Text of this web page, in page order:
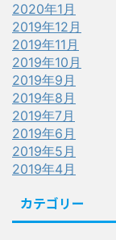
2020年1月
2019年12月
2019年11月
2019年10月
2019年9月
2019年8月
2019年7月
2019年6月
2019年5月
2019年4月
カテゴリー